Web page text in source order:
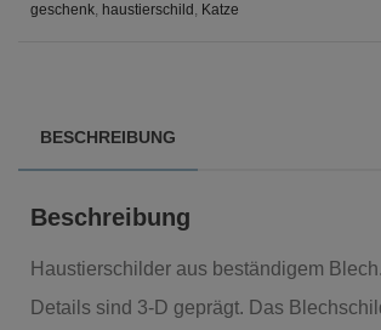
geschenk, haustierschild , Katze
BESCHREIBUNG
Beschreibung
Haustierschilder aus beständigem
Details sind 3-D geprägt. Das